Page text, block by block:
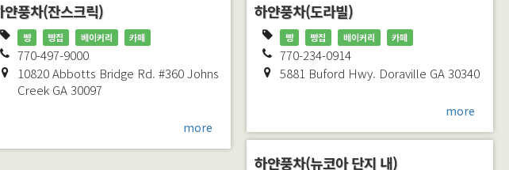
얀풍차(잔스크릭)
빵 빵집 베이커리 카페
770-497-9000
10820 Abbotts Bridge Rd. #360Johns
Creek GA30097
more
하얀풍차(도라빌)
빵 빵집 베이커리 카페
770-234-0914
5881 Buford Hwy. Doraville GA30340
more
하얀풍차(뉴코아 단지 내)